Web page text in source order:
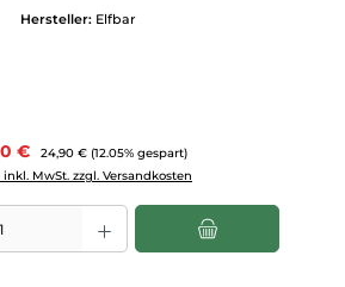
Hersteller: Elfbar
€ Regulärer Preis:
24,90 € (12.05% gespart)
inkl. MwSt. zzgl. Versandkosten
den gewünschten Wert ein oder benutze die